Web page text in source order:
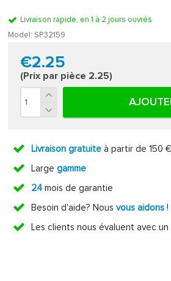
Livraison rapide, en 1 à 2 jours ouvrés
Model: SP32159
€2.25
(Prix par pièce 2.25)
Livraison gratuiteà partir de 150 €
Large gamme
24mois de garantie
Besoin d'aide? Nous vous aidons!
Les clients nous évaluent avec un